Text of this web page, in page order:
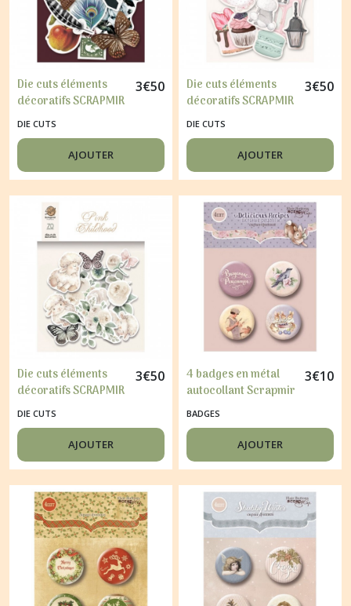
Die cuts éléments
décoratifs SCRAPMIR
52 pièces SOME DAYS
3€50
DIE CUTS
AJOUTER
Die cuts éléments
décoratifs SCRAPMIR
64 pièces LA CREME
3€50
DIE CUTS
AJOUTER
Die cuts éléments
décoratifs SCRAPMIR
70 pièces PINK
CHILDHOOD
3€50
DIE CUTS
AJOUTER
4 badges en métal
autocollant Scrapmir
décoration
scrapbooking
DELICIOUS 27
3€10
BADGES
AJOUTER